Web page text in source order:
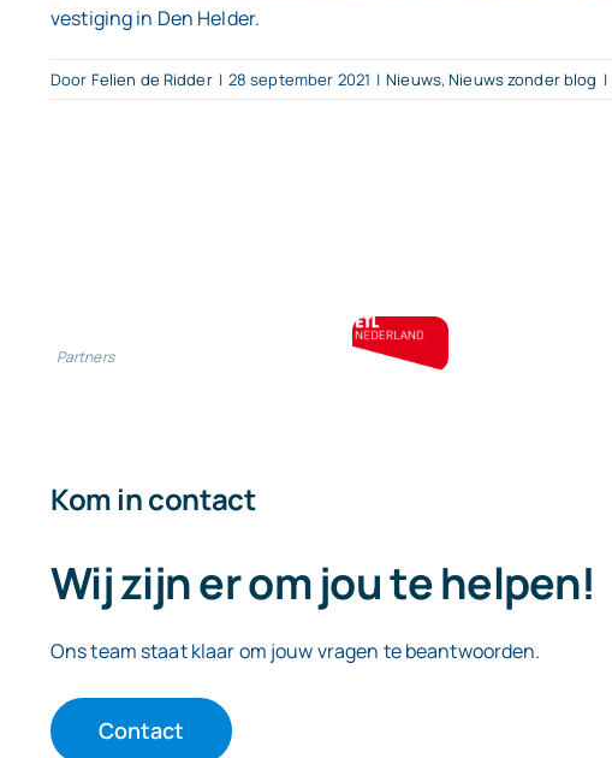
vestiging in Den Helder.
Door Felien de Ridder | 28 september 2021 | Nieuws,Nieuws zonder blog |
Partners
Kom in contact
Wij zijn er om jou te helpen!
Ons team staat klaar om jouw vragen te beantwoorden.
Contact